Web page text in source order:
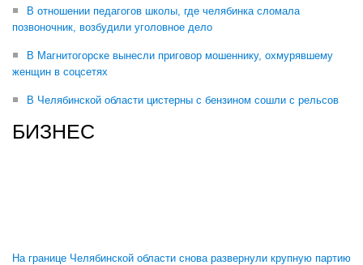
В отношении педагогов школы, где челябинка сломала
позвоночник, возбудили уголовное дело
В Магнитогорске вынесли приговор мошеннику, охмурявшему
женщин в соцсетях
В Челябинской области цистерны с бензином сошли с рельсов
БИЗНЕС
На границе Челябинской области снова развернули крупную партию